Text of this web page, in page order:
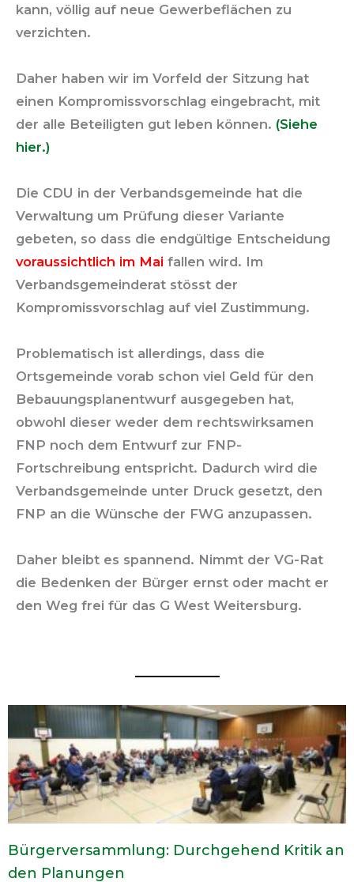
kann, völlig auf neue Gewerbeflächen zu
verzichten.
Daher haben wir im Vorfeld der Sitzung hat
einen Kompromissvorschlag eingebracht, mit
der alle Beteiligten gut leben können. (Siehe
hier.)
Die CDU in der Verbandsgemeinde hat die
Verwaltung um Prüfung dieser Variante
gebeten, so dass die endgültige Entscheidung
voraussichtlich im Mai fallen wird. Im
Verbandsgemeinderat stösst der
Kompromissvorschlag auf viel Zustimmung.
Problematisch ist allerdings, dass die
Ortsgemeinde vorab schon viel Geld für den
Bebauungsplanentwurf ausgegeben hat,
obwohl dieser weder dem rechtswirksamen
FNP noch dem Entwurf zur FNP-
Fortschreibung entspricht. Dadurch wird die
Verbandsgemeinde unter Druck gesetzt, den
FNP an die Wünsche der FWG anzupassen.
Daher bleibt es spannend. Nimmt der VG-Rat
die Bedenken der Bürger ernst oder macht er
den Weg frei für das G West Weitersburg.
Bürgerversammlung: Durchgehend Kritik an
den Planungen